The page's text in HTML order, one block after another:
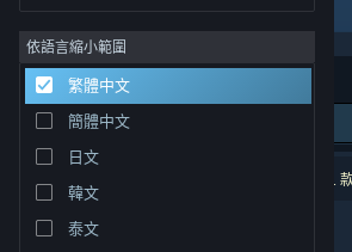
關於
客服
變更語言
取得 Steam 行動應用程式
依語言縮小範圍
繁體中文
簡體中文
日文
韓文
泰文
排序依據 相關性
0 項相符的搜尋結果。 已根據您的偏好設定排除 1